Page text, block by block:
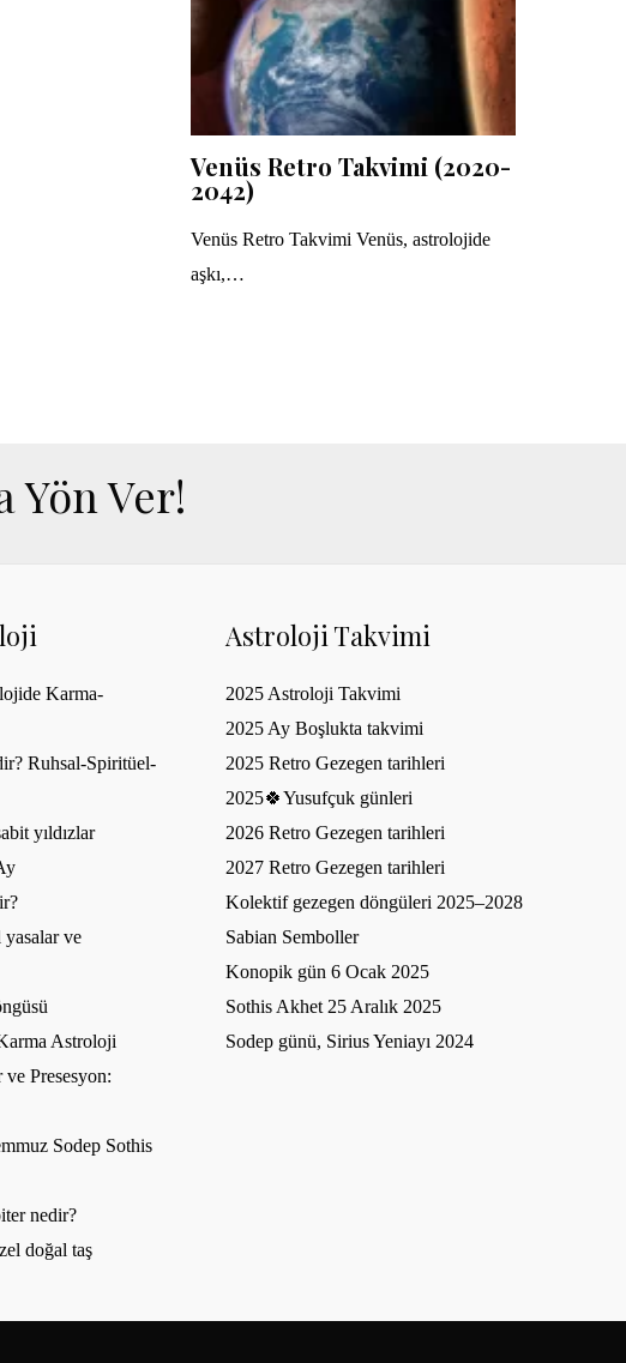
Venüs Retro Takvimi (2020-
2042)
Venüs Retro Takvimi Venüs, astrolojide
aşkı,…
Yön Ver!
Karma-
Ruhsal-Spiritüel-
yıldızlar
ve
Astroloji
Presesyon:
Sodep Sothis
nedir?
doğal taş
Astroloji Takvimi
2025 Astroloji Takvimi
2025 Ay Boşlukta takvimi
2025 Retro Gezegen tarihleri
2025🍀Yusufçuk günleri
2026 Retro Gezegen tarihleri
2027 Retro Gezegen tarihleri
Kolektif gezegen döngüleri 2025–2028
Sabian Semboller
Konopik gün 6 Ocak 2025
Sothis Akhet 25 Aralık 2025
Sodep günü, Sirius Yeniayı 2024